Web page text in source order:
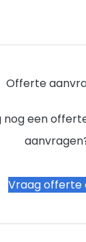
Offerte
nog een
Vraag offerte